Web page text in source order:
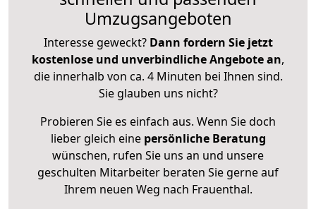
Umzugsangeboten
Interesse geweckt? Dann fordern Sie jetzt
kostenlose und unverbindliche Angebote an,
die innerhalb von ca. 4 Minuten bei Ihnen sind.
Sie glauben uns nicht?
Probieren Sie es einfach aus. Wenn Sie doch
lieber gleich eine persönliche Beratung
wünschen, rufen Sie uns an und unsere
geschulten Mitarbeiter beraten Sie gerne auf
Ihrem neuen Weg nach Frauenthal.